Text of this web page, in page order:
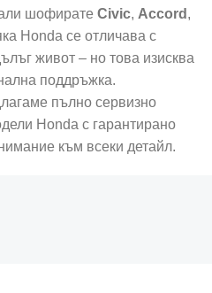
шофирате Civic, Accord ,
Honda се отличава с
живот – но това изисква
поддръжка.
пълно сервизно
Honda с гарантирано
към всеки детайл.